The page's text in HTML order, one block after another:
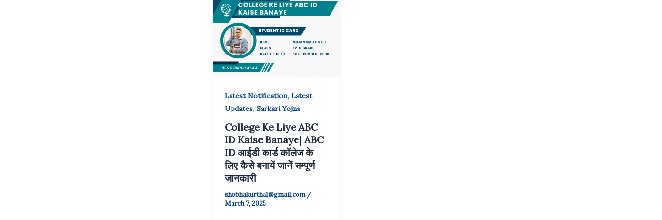
Latest Notification, Latest
Updates, Sarkari Yojna
College Ke Liye ABC
ID Kaise Banaye| ABC
ID आईडी कार्ड कॉलेज के
लिए कैसे बनायें जानें सम्पूर्ण
जानकारी
shobhakurtha1@gmail.com /
March 7, 2025